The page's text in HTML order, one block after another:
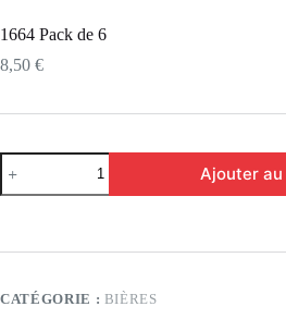
1664 Pack de 6
8,50 €
Ajouter
CATÉGORIE : BIÈRES